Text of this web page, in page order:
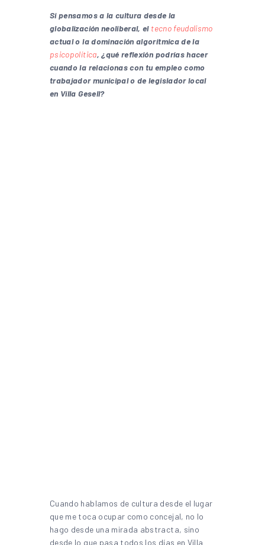
Si pensamos a la cultura desde la
globalización neoliberal, el tecno feudalismo
actual o la dominación algorítmica de la
psicopolítica, ¿qué reflexión podrías hacer
cuando la relacionas con tu empleo como
trabajador municipal o de legislador local
en Villa Gesell?
Cuando hablamos de cultura desde el lugar
que me toca ocupar como concejal, no lo
hago desde una mirada abstracta, sino
desde lo que pasa todos los días en Villa